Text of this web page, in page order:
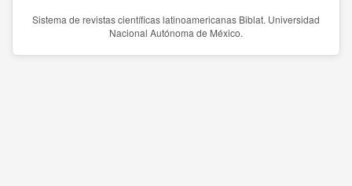
Sistema de revistas científicas latinoamericanas Biblat. Universidad
Nacional Autónoma de México.